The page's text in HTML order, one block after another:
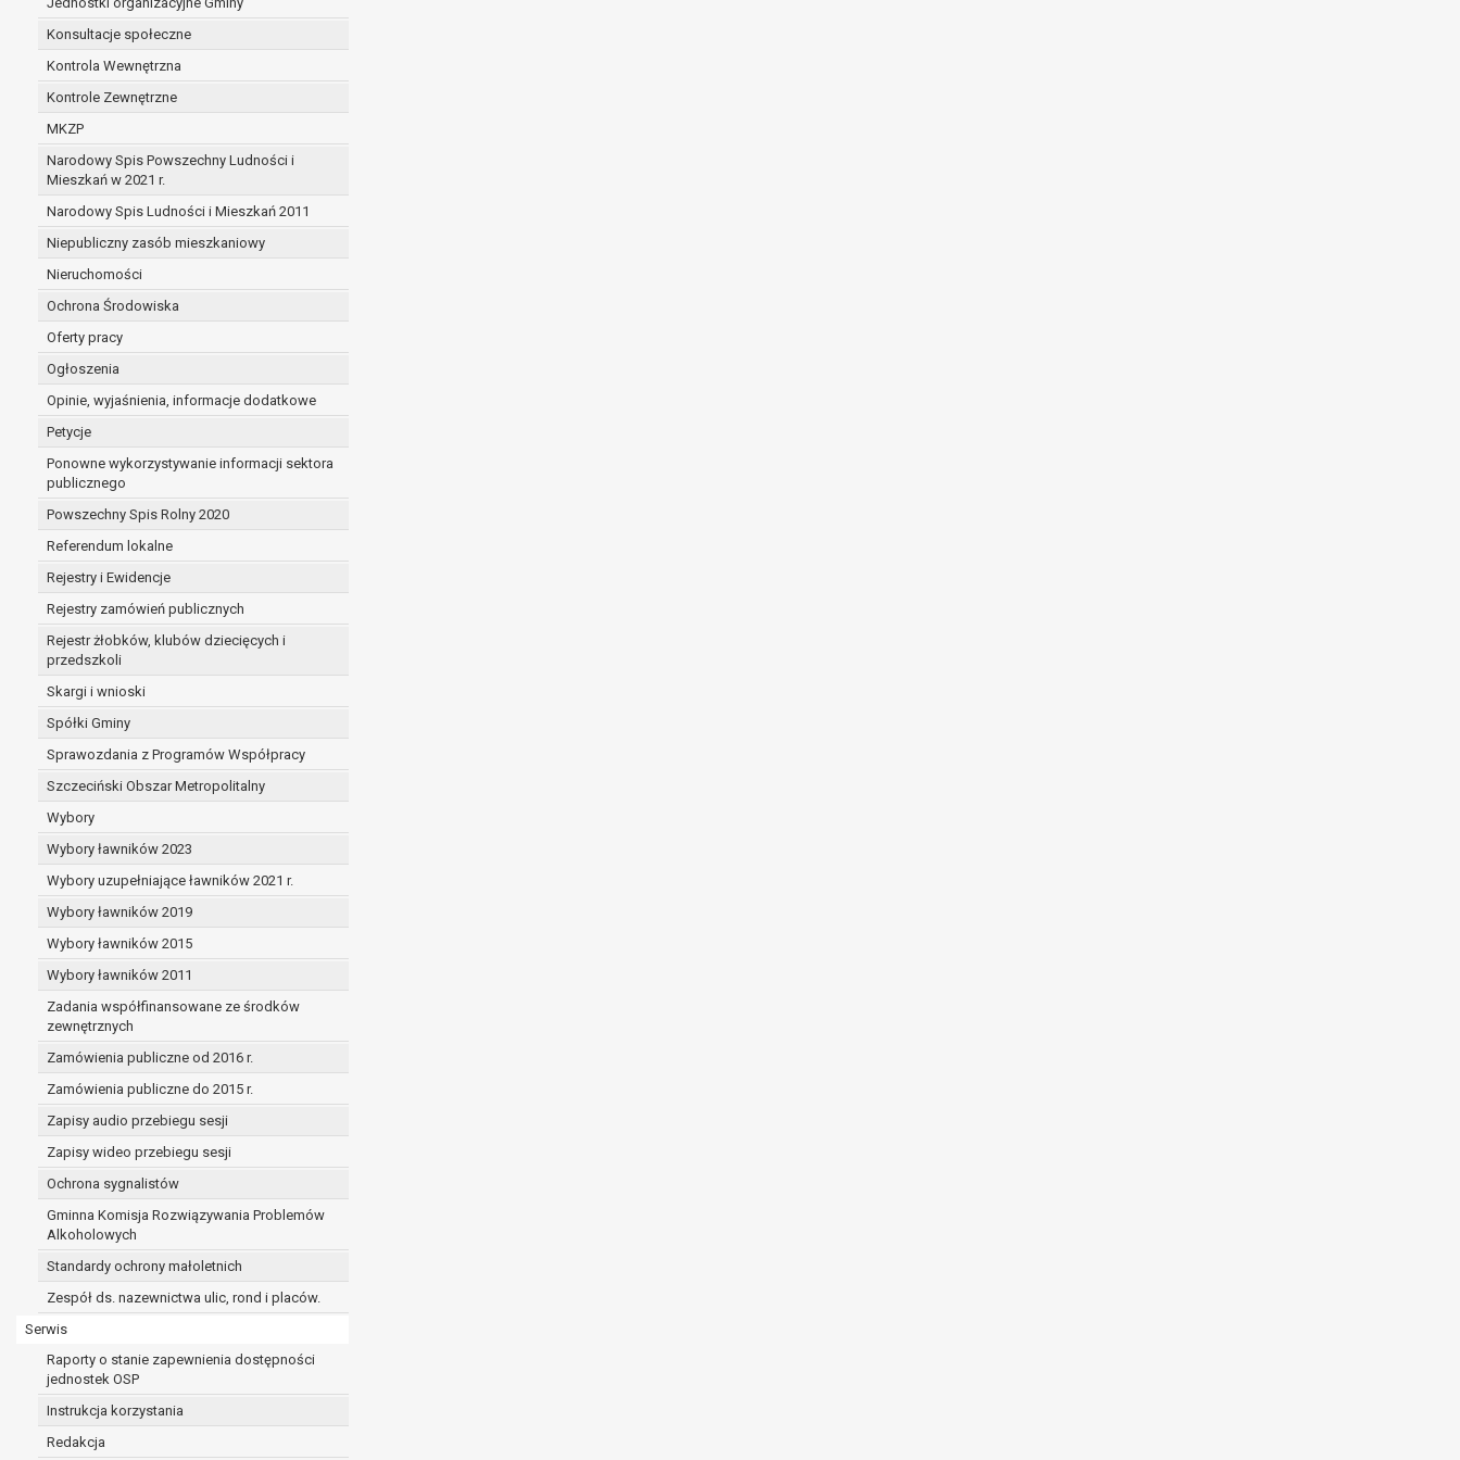
Konsultacje społeczne
Kontrola Wewnętrzna
Kontrole Zewnętrzne
MKZP
Narodowy Spis Powszechny Ludności i
Mieszkań w 2021 r.
Narodowy Spis Ludności i Mieszkań 2011
Niepubliczny zasób mieszkaniowy
Nieruchomości
Ochrona Środowiska
Oferty pracy
Ogłoszenia
Opinie, wyjaśnienia, informacje dodatkowe
Petycje
Ponowne wykorzystywanie informacji sektora
publicznego
Powszechny Spis Rolny 2020
Referendum lokalne
Rejestry i Ewidencje
Rejestry zamówień publicznych
Rejestr żłobków, klubów dziecięcych i
przedszkoli
Skargi i wnioski
Spółki Gminy
Sprawozdania z Programów Współpracy
Szczeciński Obszar Metropolitalny
Wybory
Wybory ławników 2023
Wybory uzupełniające ławników 2021 r.
Wybory ławników 2019
Wybory ławników 2015
Wybory ławników 2011
Zadania współfinansowane ze środków
zewnętrznych
Zamówienia publiczne od 2016 r.
Zamówienia publiczne do 2015 r.
Zapisy audio przebiegu sesji
Zapisy wideo przebiegu sesji
Ochrona sygnalistów
Gminna Komisja Rozwiązywania Problemów
Alkoholowych
Standardy ochrony małoletnich
Zespół ds. nazewnictwa ulic, rond i placów.
Serwis
Raporty o stanie zapewnienia dostępności
jednostek OSP
Instrukcja korzystania
Redakcja